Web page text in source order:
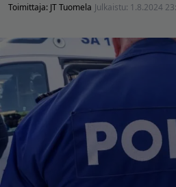
Toimittaja: JT Tuomela Julkaistu: 1.8.2024